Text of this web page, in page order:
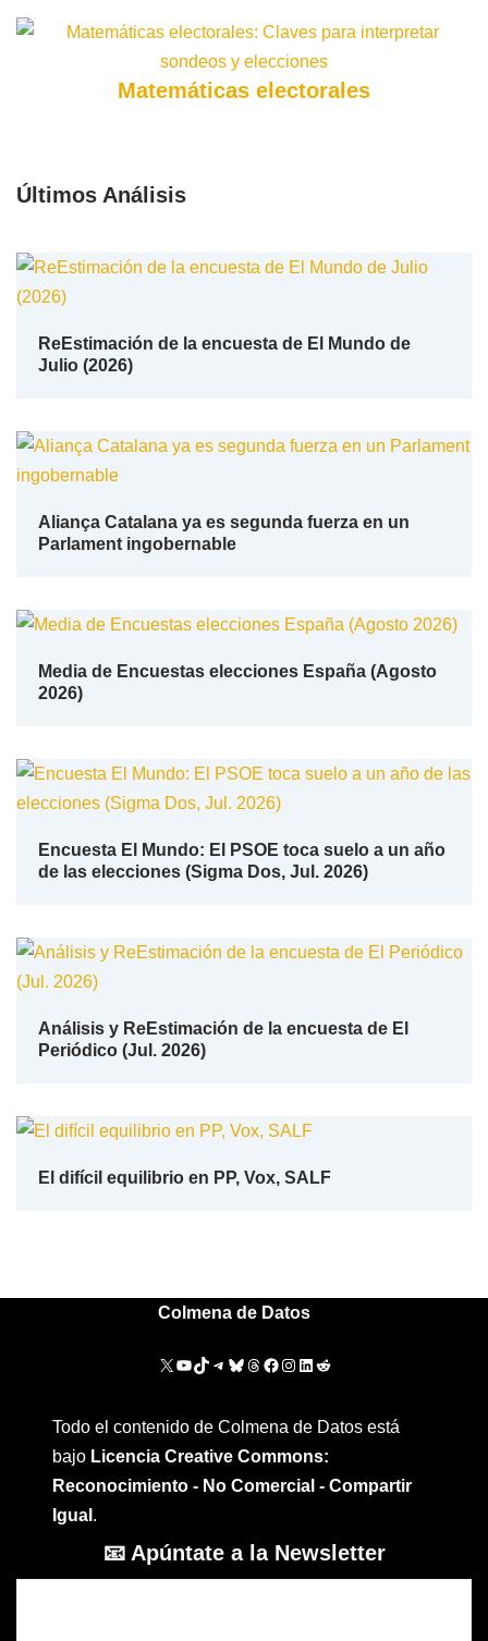
Matemáticas electorales
Últimos Análisis
ReEstimación de la encuesta de El Mundo de
Julio (2026)
Aliança Catalana ya es segunda fuerza en un
Parlament ingobernable
Media de Encuestas elecciones España (Agosto
2026)
Encuesta El Mundo: El PSOE toca suelo a un año
de las elecciones (Sigma Dos, Jul. 2026)
Análisis y ReEstimación de la encuesta de El
Periódico (Jul. 2026)
El difícil equilibrio en PP, Vox, SALF
Colmena de Datos
Todo el contenido de Colmena de Datos está
bajo Licencia Creative Commons:
Reconocimiento - No Comercial - Compartir
Igual .
📧 Apúntate a la Newsletter